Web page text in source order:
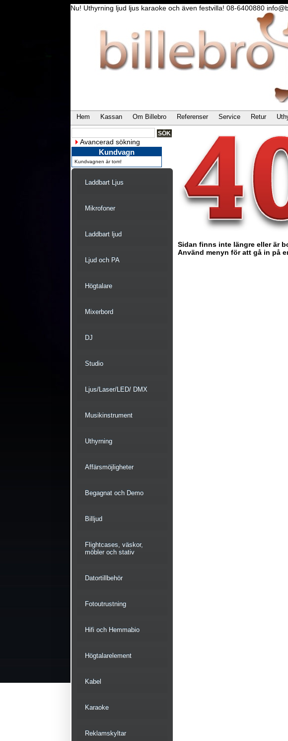
Nu! Uthyrning ljud ljus karaoke och även festvilla! 08-6400880
Hem Kassan Om Billebro Referenser Service Retur
Avancerad sökning
Kundvagn
Kundvagnen är tom!
Laddbart Ljus
Mikrofoner
Laddbart ljud
Ljud och PA
Högtalare
Mixerbord
DJ
Studio
Ljus/Laser/LED/ DMX
Musikinstrument
Uthyrning
Affärsmöjligheter
Begagnat och Demo
Billjud
Flightcases, väskor,
möbler och stativ
Datortillbehör
Fotoutrustning
Hifi och Hemmabio
Högtalarelement
Kabel
Karaoke
Reklamskyltar
Sidan finns inte längre eller är
Använd menyn för att gå in på